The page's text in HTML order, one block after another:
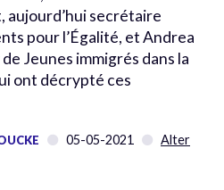
aujourd’hui secrétaire
pour l’Égalité, et Andrea
Jeunes immigrés dans la
ont décrypté ces
05-05-2021
Alter